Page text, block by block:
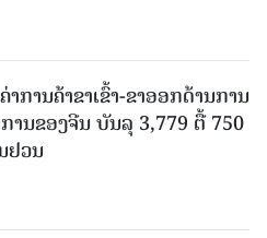
າການຄ້າຂາເຂົ້າ-ຂາອອກດ້ານການ
ານຂອງຈີນ ບັນລຸ 3,779 ຕື້ 750
ຢວນ